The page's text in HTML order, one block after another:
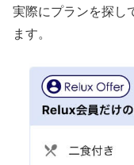
実際にプランを探し
ます。